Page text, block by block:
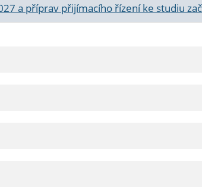
a příprav přijímacího řízení ke studiu